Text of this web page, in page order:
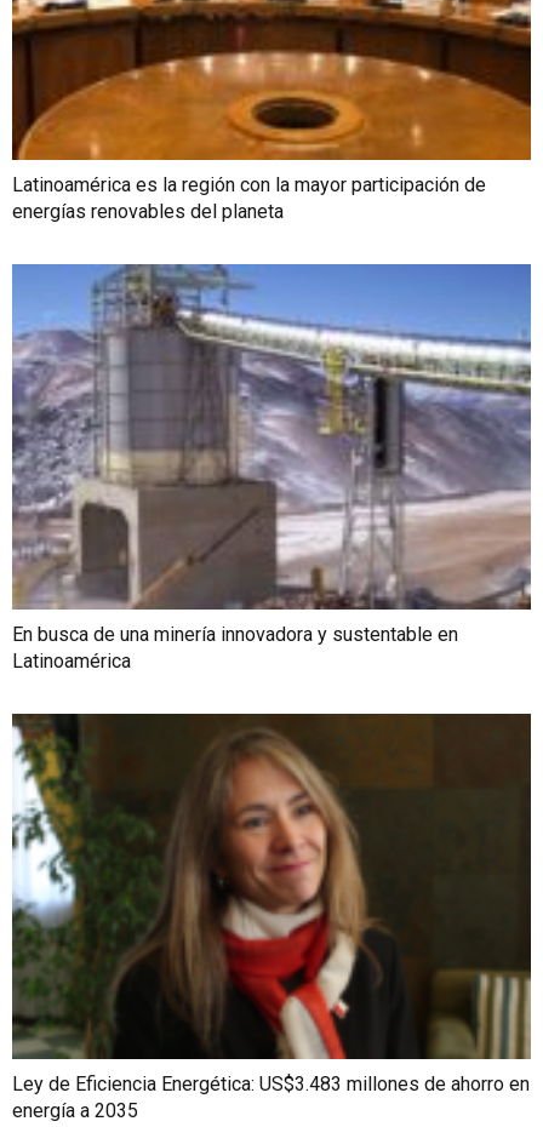
Latinoamérica es la región con la mayor participación de
energías renovables del planeta
En busca de una minería innovadora y sustentable en
Latinoamérica
Ley de Eficiencia Energética: US$3.483 millones de ahorro en
energía a 2035